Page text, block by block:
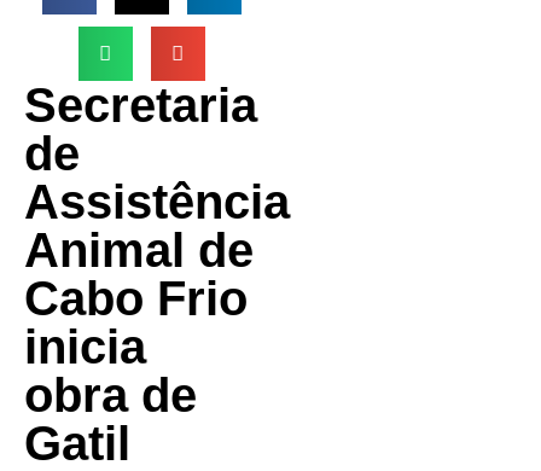
Secretaria
de
Assistência
Animal de
Cabo Frio
inicia
obra de
Gatil